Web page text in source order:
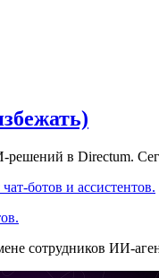
в Directum.
ботов и ассистентов.
сотрудников ИИ-